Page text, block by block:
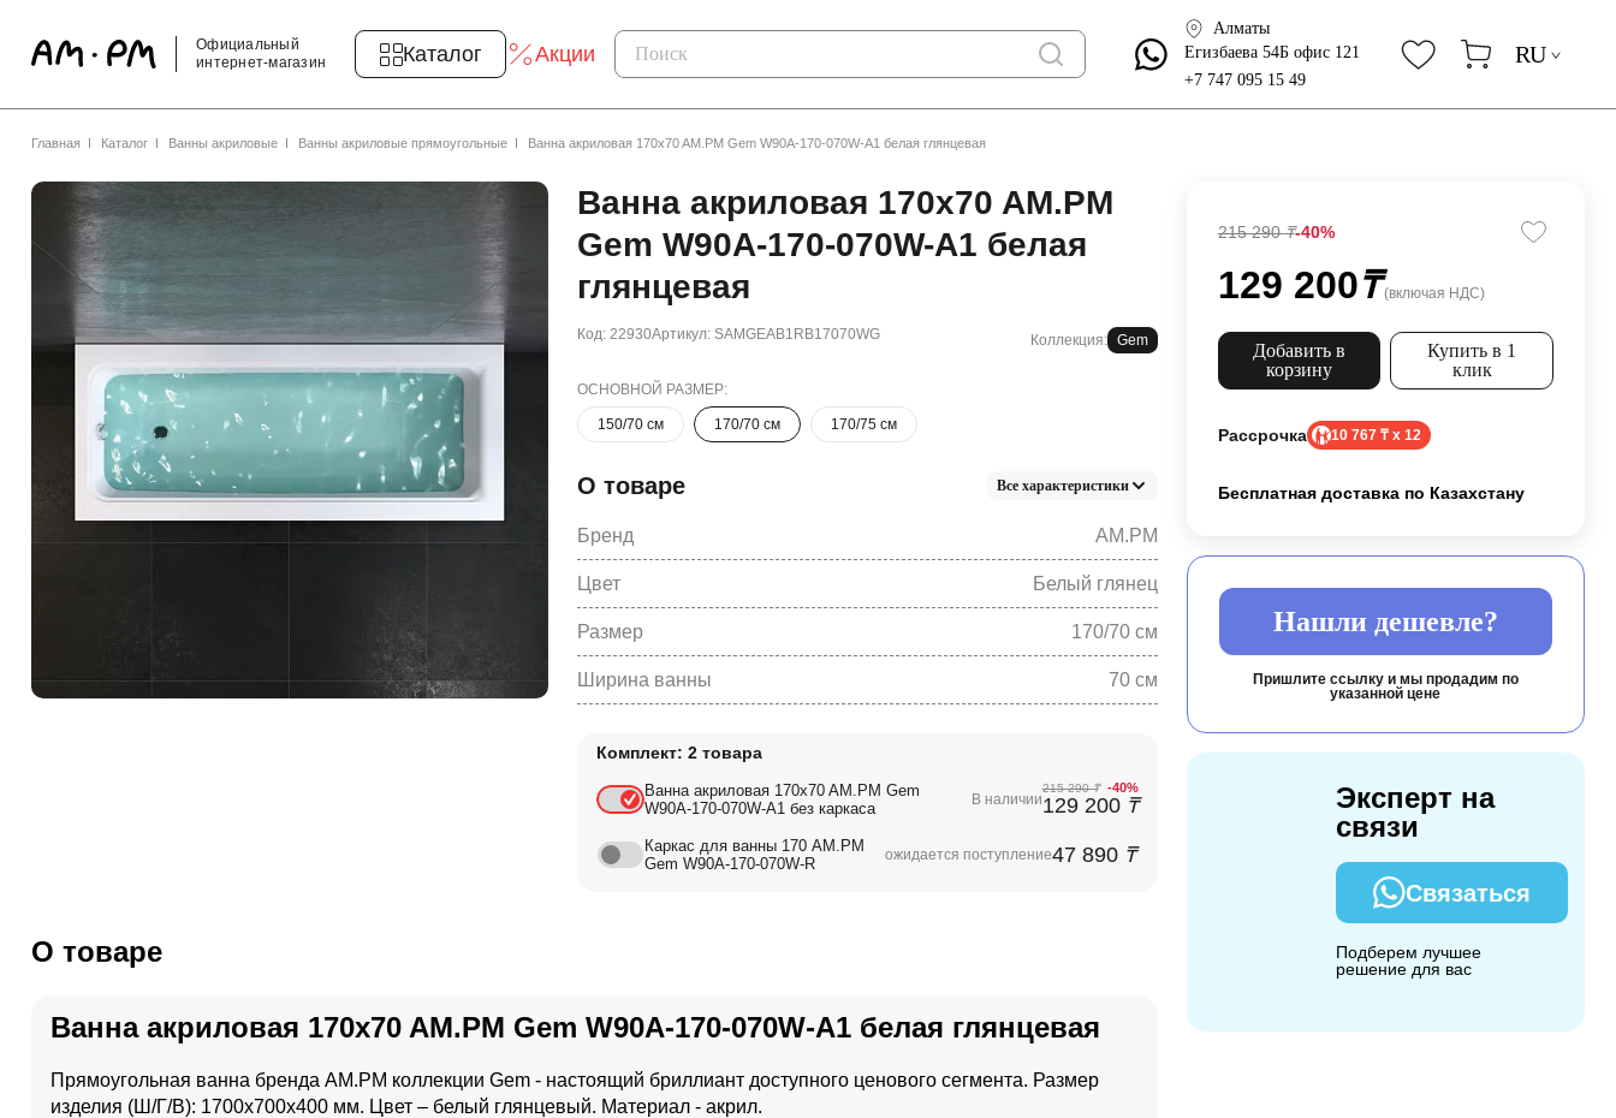
Официальный
интернет-магазин
Каталог Акции
Алматы
Егизбаева 54Б офис 121
+7 747 095 15 49
RU
Главная Каталог Ванны акриловые Ванны акриловые прямоугольные Ванна акриловая 170x70 AM.PM Gem W90A-170-070W-A1 белая глянцевая
Ванна акриловая 170x70 AM.PM
Gem W90A-170-070W-A1 белая
глянцевая
Код: 22930Артикул: SAMGEAB1RB17070WG Коллекция: Gem
ОСНОВНОЙ РАЗМЕР:
150/70 см 170/70 см 170/75 см
О товаре Все характеристики
Бренд AM.PM
Цвет Белый глянец
Размер 170/70 см
Ширина ванны 70 см
Комплект: 2 товара
Ванна акриловая 170x70 AM.PM Gem
W90A-170-070W-A1 без каркаса
В наличии
215 290₸ -40%
129 200 ₸
Каркас для ванны 170 AM.PM
Gem W90A-170-070W-R
ожидается поступление47 890 ₸
215 290₸-40%
129 200₸ (включая НДС)
Добавить в
корзину
Купить в 1
клик
Рассрочка 10 767 ₸ x 12
Бесплатная доставка по Казахстану
Нашли дешевле?
Пришлите ссылку и мы продадим по
указанной цене
Эксперт на
связи
Связаться
Подберем лучшее
решение для вас
О товаре
Ванна акриловая 170x70 AM.PM Gem W90A-170-070W-A1 белая глянцевая
Прямоугольная ванна бренда AM.PM коллекции Gem - настоящий бриллиант доступного ценового сегмента. Размер
изделия (Ш/Г/В): 1700x700x400 мм. Цвет – белый глянцевый. Материал - акрил.